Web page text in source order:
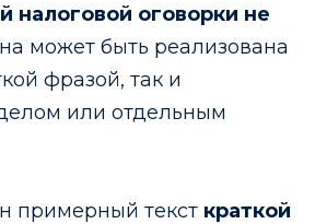
налоговой оговорки не
может быть реализована
фразой, так и
или отдельным
примерный текст краткой